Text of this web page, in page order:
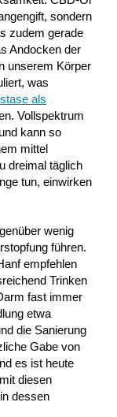
sondern
zudem gerade
Andocken der
unserem Körper
was
als
Vollspektrum
kann so
mittel
dreimal täglich
tun, einwirken
wenig
führen.
empfehlen
Trinken
fast immer
etwa
die Sanierung
Gabe von
es ist heute
diesen
dessen